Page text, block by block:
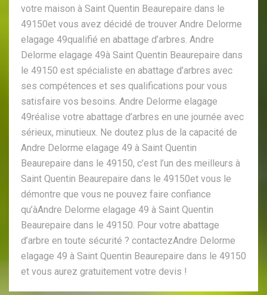
votre maison à Saint Quentin Beaurepaire dans le
49150et vous avez décidé de trouver Andre Delorme
elagage 49qualifié en abattage d’arbres. Andre
Delorme elagage 49à Saint Quentin Beaurepaire dans
le 49150 est spécialiste en abattage d’arbres avec
ses compétences et ses qualifications pour vous
satisfaire vos besoins. Andre Delorme elagage
49réalise votre abattage d’arbres en une journée avec
sérieux, minutieux. Ne doutez plus de la capacité de
Andre Delorme elagage 49 à Saint Quentin
Beaurepaire dans le 49150, c’est l’un des meilleurs à
Saint Quentin Beaurepaire dans le 49150et vous le
démontre que vous ne pouvez faire confiance
qu’àAndre Delorme elagage 49 à Saint Quentin
Beaurepaire dans le 49150. Pour votre abattage
d’arbre en toute sécurité ? contactezAndre Delorme
elagage 49 à Saint Quentin Beaurepaire dans le 49150
et vous aurez gratuitement votre devis !